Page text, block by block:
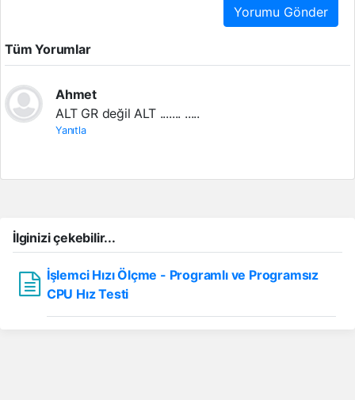
Yorumu Gönder
Tüm Yorumlar
Ahmet
ALT GR değil ALT ....... .....
Yanıtla
İlginizi çekebilir...
İşlemci Hızı Ölçme - Programlı ve Programsız
CPU Hız Testi